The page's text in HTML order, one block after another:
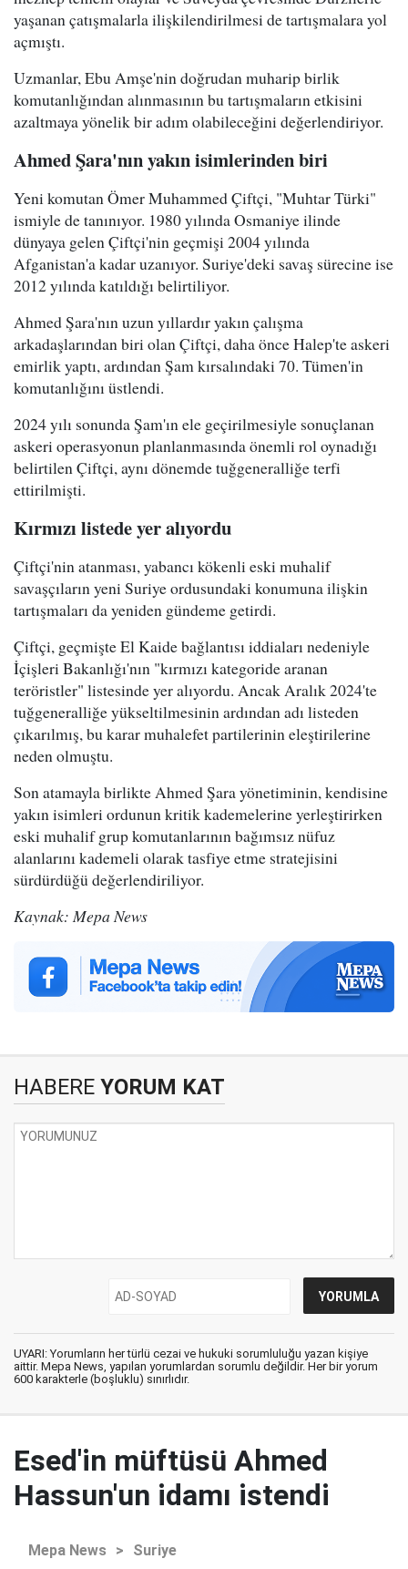
yaşanan çatışmalarla ilişkilendirilmesi de tartışmalara yol
açmıştı.
Uzmanlar, Ebu Amşe'nin doğrudan muharip birlik
komutanlığından alınmasının bu tartışmaların etkisini
azaltmaya yönelik bir adım olabileceğini değerlendiriyor.
Ahmed Şara'nın yakın isimlerinden biri
Yeni komutan Ömer Muhammed Çiftçi, "Muhtar Türki"
ismiyle de tanınıyor. 1980 yılında Osmaniye ilinde
dünyaya gelen Çiftçi'nin geçmişi 2004 yılında
Afganistan'a kadar uzanıyor. Suriye'deki savaş sürecine ise
2012 yılında katıldığı belirtiliyor.
Ahmed Şara'nın uzun yıllardır yakın çalışma
arkadaşlarından biri olan Çiftçi, daha önce Halep'te askeri
emirlik yaptı, ardından Şam kırsalındaki 70. Tümen'in
komutanlığını üstlendi.
2024 yılı sonunda Şam'ın ele geçirilmesiyle sonuçlanan
askeri operasyonun planlanmasında önemli rol oynadığı
belirtilen Çiftçi, aynı dönemde tuğgeneralliğe terfi
ettirilmişti.
Kırmızı listede yer alıyordu
Çiftçi'nin atanması, yabancı kökenli eski muhalif
savaşçıların yeni Suriye ordusundaki konumuna ilişkin
tartışmaları da yeniden gündeme getirdi.
Çiftçi, geçmişte El Kaide bağlantısı iddiaları nedeniyle
İçişleri Bakanlığı'nın "kırmızı kategoride aranan
teröristler" listesinde yer alıyordu. Ancak Aralık 2024'te
tuğgeneralliğe yükseltilmesinin ardından adı listeden
çıkarılmış, bu karar muhalefet partilerinin eleştirilerine
neden olmuştu.
Son atamayla birlikte Ahmed Şara yönetiminin, kendisine
yakın isimleri ordunun kritik kademelerine yerleştirirken
eski muhalif grup komutanlarının bağımsız nüfuz
alanlarını kademeli olarak tasfiye etme stratejisini
sürdürdüğü değerlendiriliyor.
Kaynak: Mepa News
HABERE YORUM KAT
UYARI: Yorumların her türlü cezai ve hukuki sorumluluğu yazan kişiye
aittir. Mepa News, yapılan yorumlardan sorumlu değildir. Her bir yorum
600 karakterle (boşluklu) sınırlıdır.
Esed'in müftüsü Ahmed
Hassun'un idamı istendi
Mepa News > Suriye